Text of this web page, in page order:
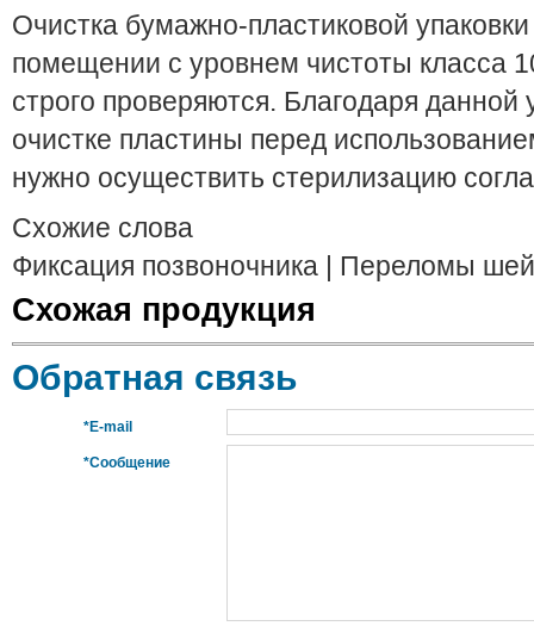
Очистка бумажно-пластиковой
помещении с уровнем чистоты класса
строго проверяются. Благодаря данной
очистке пластины перед
нужно осуществить стерилизацию
Схожие слова
Фиксация позвоночника | Переломы
Схожая продукция
Обратная связь
*E-mail
*Сообщение